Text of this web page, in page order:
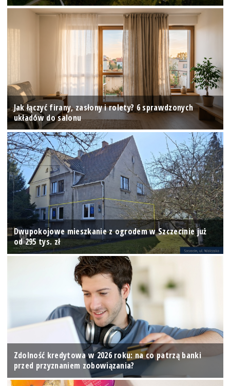
Jak łączyć firany, zasłony i rolety? 6 sprawdzonych
układów do salonu
Dwupokojowe mieszkanie z ogrodem w Szczecinie już
od 295 tys. zł
Zdolność kredytowa w 2026 roku: na co patrzą banki
przed przyznaniem zobowiązania?